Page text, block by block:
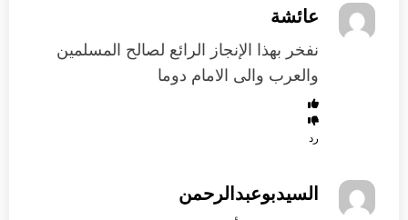
عائشة
نفخر بهذا الإنجاز الرائع لصالح المسلمين
والعرب والى الامام دوما
رد
السيدبوعبدالرحمن